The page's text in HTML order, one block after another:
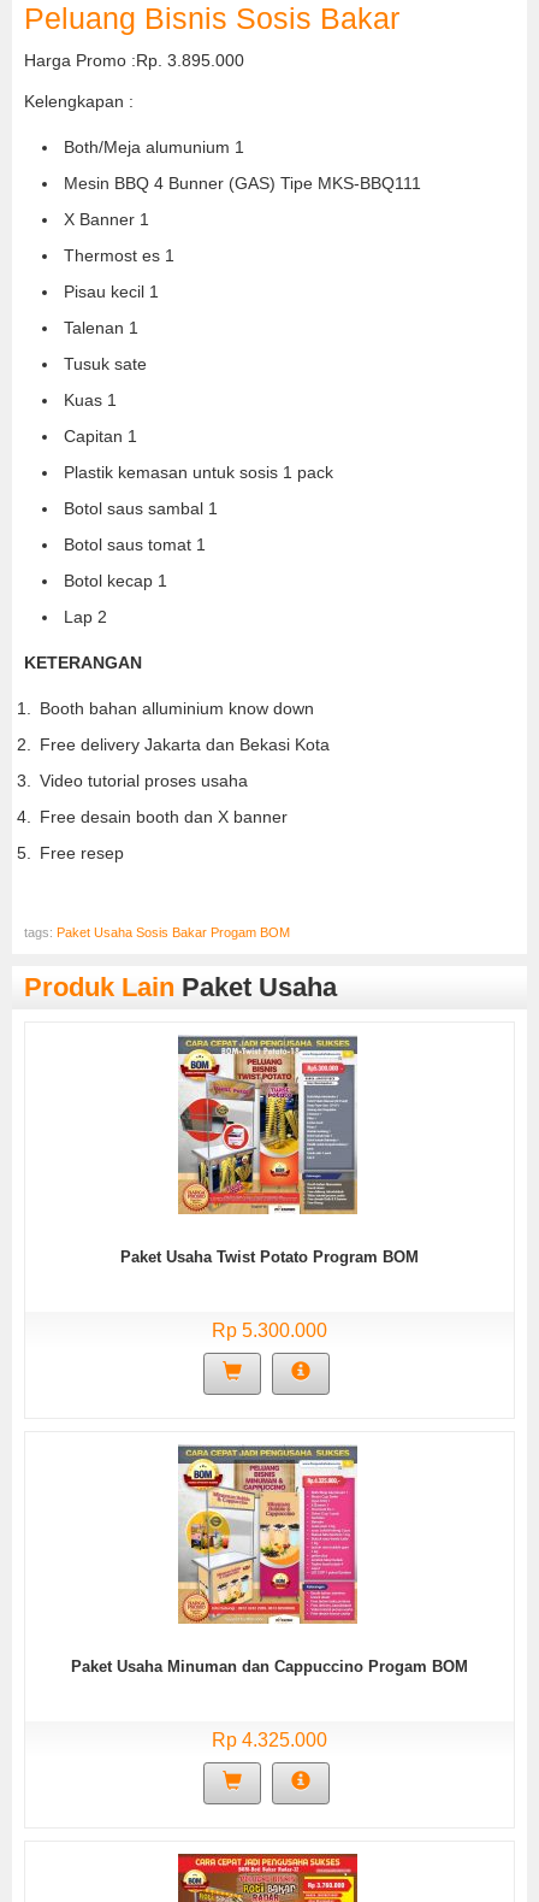
Peluang Bisnis Sosis Bakar
Harga Promo :Rp. 3.895.000
Kelengkapan :
Both/Meja alumunium 1
Mesin BBQ 4 Bunner (GAS) Tipe MKS-BBQ111
X Banner 1
Thermost es 1
Pisau kecil 1
Talenan 1
Tusuk sate
Kuas 1
Capitan 1
Plastik kemasan untuk sosis 1 pack
Botol saus sambal 1
Botol saus tomat 1
Botol kecap 1
Lap 2
KETERANGAN
Booth bahan alluminium know down
Free delivery Jakarta dan Bekasi Kota
Video tutorial proses usaha
Free desain booth dan X banner
Free resep
tags: Paket Usaha Sosis Bakar Progam BOM
Produk Lain Paket Usaha
Paket Usaha Twist Potato Program BOM
Rp 5.300.000
Paket Usaha Minuman dan Cappuccino Progam BOM
Rp 4.325.000